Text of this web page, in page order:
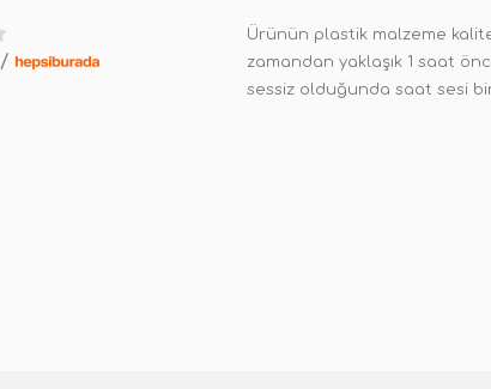
/
Ürünün plastik malzeme
zamandan yaklaşık 1 saat
sessiz olduğunda saat sesi